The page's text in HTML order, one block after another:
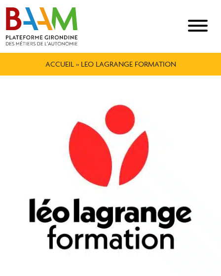
ACCUEIL» LEO LAGRANGE FORMATION